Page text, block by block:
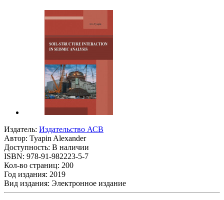
Издатель: Издательство АСВ
Автор: Tyapin Alexander
Доступность: В наличии
ISBN: 978-91-982223-5-7
Кол-во страниц: 200
Год издания: 2019
Вид издания: Электронное издание